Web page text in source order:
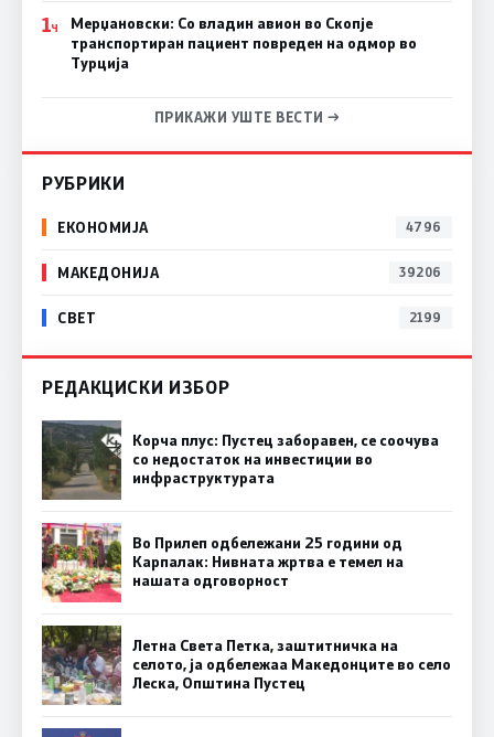
1Ч
Мерџановски: Со владин авион во Скопје
транспортиран пациент повреден на одмор во
Турција
ПРИКАЖИ УШТЕ ВЕСТИ →
РУБРИКИ
ЕКОНОМИЈА 4796
МАКЕДОНИЈА 39206
СВЕТ 2199
РЕДАКЦИСКИ ИЗБОР
Корча плус: Пустец заборавен, се соочува
со недостаток на инвестиции во
инфраструктурата
Во Прилеп одбележани 25 години од
Карпалак: Нивната жртва е темел на
нашата одговорност
Летна Света Петка, заштитничка на
селото, ја одбележаа Македонците во село
Леска, Општина Пустец